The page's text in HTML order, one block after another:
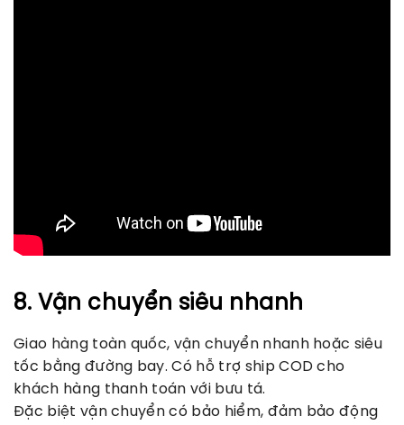
8. Vận chuyển siêu nhanh
Giao hàng toàn quốc, vận chuyển nhanh hoặc siêu
tốc bằng đường bay. Có hỗ trợ ship COD cho
khách hàng thanh toán với bưu tá.
Đặc biệt vận chuyển có bảo hiểm, đảm bảo động